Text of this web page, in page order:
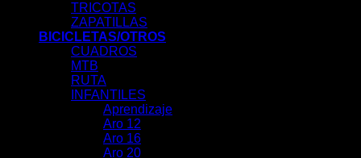
TRICOTAS
ZAPATILLAS
BICICLETAS/OTROS
CUADROS
MTB
RUTA
INFANTILES
Aprendizaje
Aro 12
Aro 16
Aro 20